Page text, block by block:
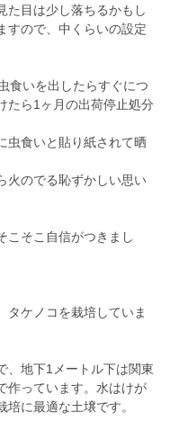
た目は少し落ちるかもし
すので、中くらいの設定
食いを出したらすぐにつ
たら1ヶ月の出荷停止処分
虫食いと貼り紙されて晒
火のでる恥ずかしい思い
こそこ自信がつきまし
タケノコを栽培していま
、地下1メートル下は関東
作っています。水はけが
に最適な土壌です。